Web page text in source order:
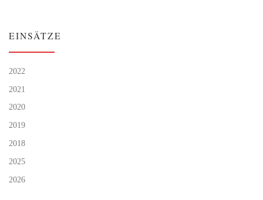
EINSÄTZE
2022
2021
2020
2019
2018
2025
2026